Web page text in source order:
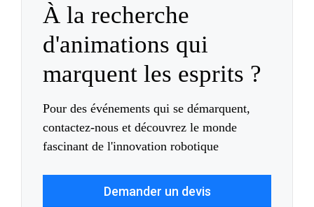
À la recherche
d'animations qui
marquent les esprits ?
Pour des événements qui se démarquent,
contactez-nous et découvrez le monde
fascinant de l'innovation robotique
Demander un devis